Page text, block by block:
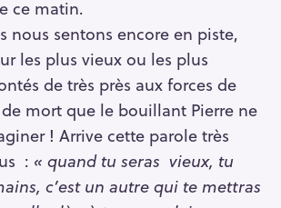
ce matin.
nous sentons encore en piste,
les plus vieux ou les plus
de très près aux forces de
mort que le bouillant Pierre ne
! Arrive cette parole très
: « quand tu seras vieux, tu
c’est un autre qui te mettras